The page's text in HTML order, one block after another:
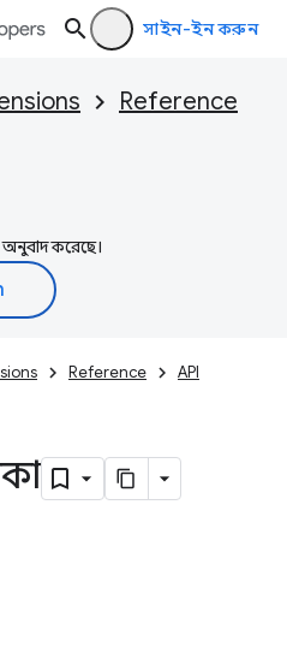
সাইন-ইন করুন
Reference
অনুবাদ করেছে।
Reference API